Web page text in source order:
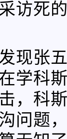
访死
现张
学科
，科
问题